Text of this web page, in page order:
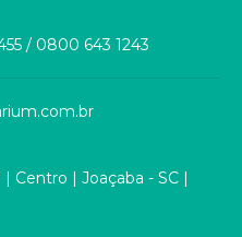
/ 0800 643 1243
Centro | Joaçaba - SC |